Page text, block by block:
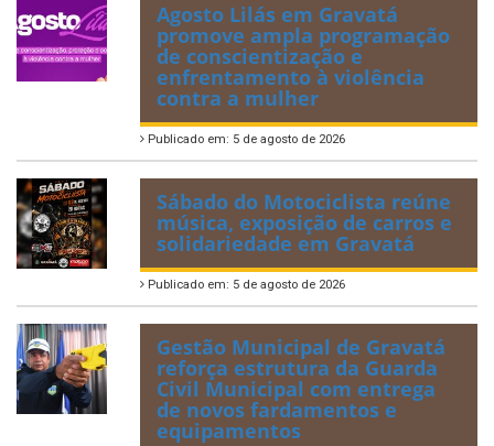
Agosto Lilás em Gravatá
promove ampla programação
de conscientização e
enfrentamento à violência
contra a mulher
Publicado em: 5 de agosto de 2026
Sábado do Motociclista reúne
música, exposição de carros e
solidariedade em Gravatá
Publicado em: 5 de agosto de 2026
Gestão Municipal de Gravatá
reforça estrutura da Guarda
Civil Municipal com entrega
de novos fardamentos e
equipamentos